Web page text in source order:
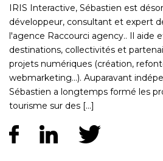
IRIS Interactive, Sébastien est
développeur, consultant et expert
l'agence Raccourci agency.. Il aide
destinations, collectivités et
projets numériques (création,
webmarketing...). Auparavant
Sébastien a longtemps formé les
tourisme sur des [...]